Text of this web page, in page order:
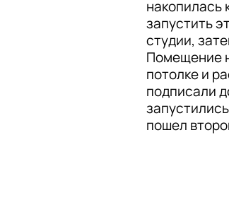
накопилась
запустить
студии,
Помещение
потолке и
подписали